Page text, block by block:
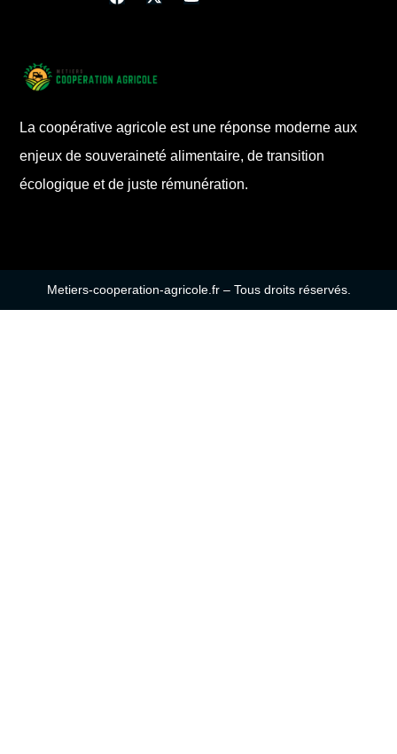
La coopérative agricole est une réponse moderne aux
enjeux de souveraineté alimentaire, de transition
écologique et de juste rémunération.
Metiers-cooperation-agricole.fr – Tous droits réservés.